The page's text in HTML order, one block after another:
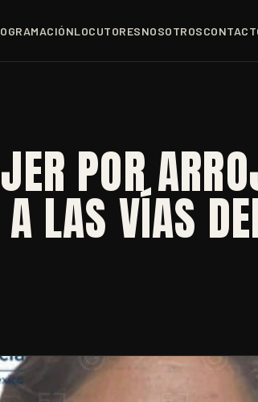
LOCUTORESNOSOTROS
POR
LAS VÍAS